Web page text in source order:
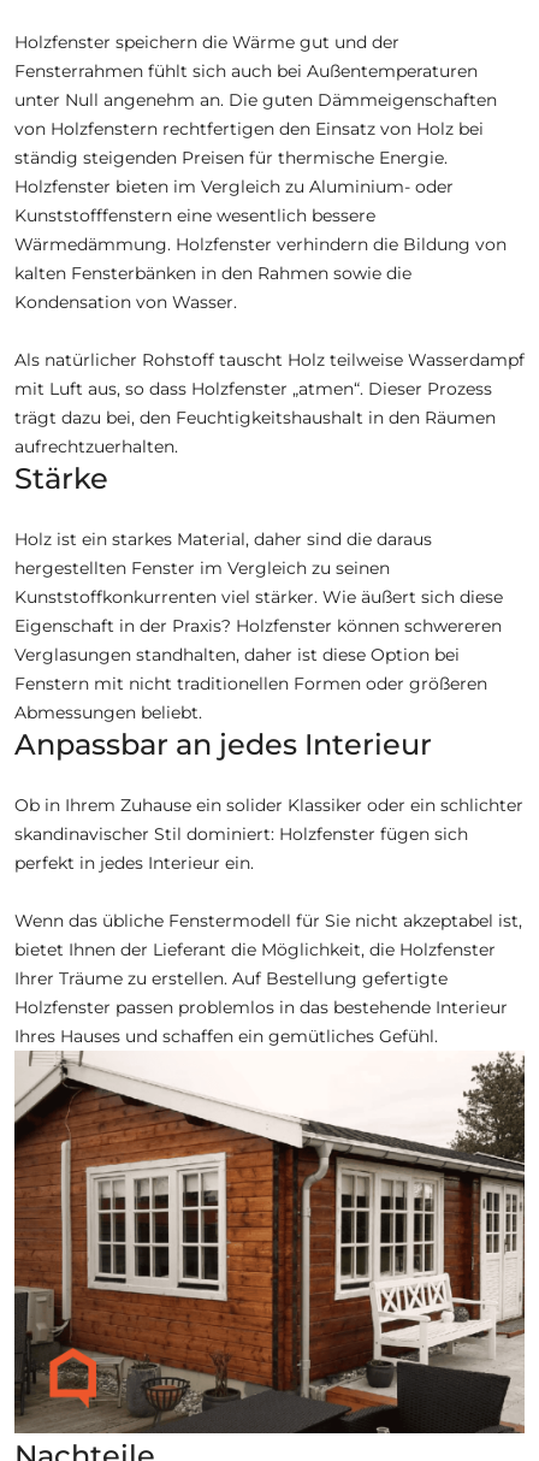
Holzfenster speichern die Wärme gut und der
Fensterrahmen fühlt sich auch bei Außentemperaturen
unter Null angenehm an. Die guten Dämmeigenschaften
von Holzfenstern rechtfertigen den Einsatz von Holz bei
ständig steigenden Preisen für thermische Energie.
Holzfenster bieten im Vergleich zu Aluminium- oder
Kunststofffenstern eine wesentlich bessere
Wärmedämmung. Holzfenster verhindern die Bildung von
kalten Fensterbänken in den Rahmen sowie die
Kondensation von Wasser.
Als natürlicher Rohstoff tauscht Holz teilweise Wasserdampf
mit Luft aus, so dass Holzfenster „atmen“. Dieser Prozess
trägt dazu bei, den Feuchtigkeitshaushalt in den Räumen
aufrechtzuerhalten.
Stärke
Holz ist ein starkes Material, daher sind die daraus
hergestellten Fenster im Vergleich zu seinen
Kunststoffkonkurrenten viel stärker. Wie äußert sich diese
Eigenschaft in der Praxis? Holzfenster können schwereren
Verglasungen standhalten, daher ist diese Option bei
Fenstern mit nicht traditionellen Formen oder größeren
Abmessungen beliebt.
Anpassbar an jedes Interieur
Ob in Ihrem Zuhause ein solider Klassiker oder ein schlichter
skandinavischer Stil dominiert: Holzfenster fügen sich
perfekt in jedes Interieur ein.
Wenn das übliche Fenstermodell für Sie nicht akzeptabel ist,
bietet Ihnen der Lieferant die Möglichkeit, die Holzfenster
Ihrer Träume zu erstellen. Auf Bestellung gefertigte
Holzfenster passen problemlos in das bestehende Interieur
Ihres Hauses und schaffen ein gemütliches Gefühl.